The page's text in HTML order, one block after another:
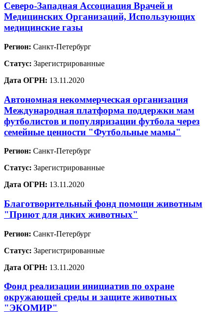
Северо-Западная Ассоциация Врачей и
Медицинских Организаций, Использующих
медицинские газы
Регион: Санкт-Петербург
Статус: Зарегистрированные
Дата ОГРН: 13.11.2020
Автономная некоммерческая организация
Международная платформа поддержки мам
футболистов и популяризации футбола через
семейные ценности "Футбольные мамы"
Регион: Санкт-Петербург
Статус: Зарегистрированные
Дата ОГРН: 13.11.2020
Благотворительный фонд помощи животным
"Приют для диких животных"
Регион: Санкт-Петербург
Статус: Зарегистрированные
Дата ОГРН: 13.11.2020
Фонд реализации инициатив по охране
окружающей среды и защите животных
"ЭКОМИР"